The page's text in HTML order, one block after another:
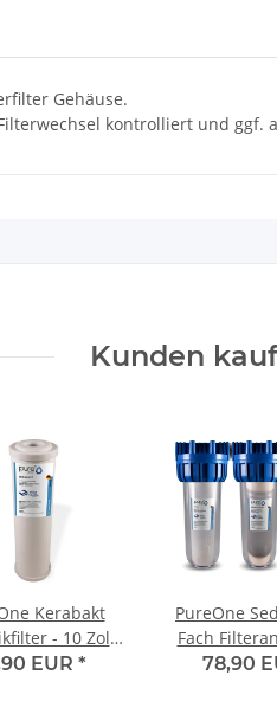
Gehäuse.
kontrolliert und ggf.
Kunden
Kerabakt
- 10 Zoll.
0.3µEUR *
PureOne
Fach
Bakterien
78,90